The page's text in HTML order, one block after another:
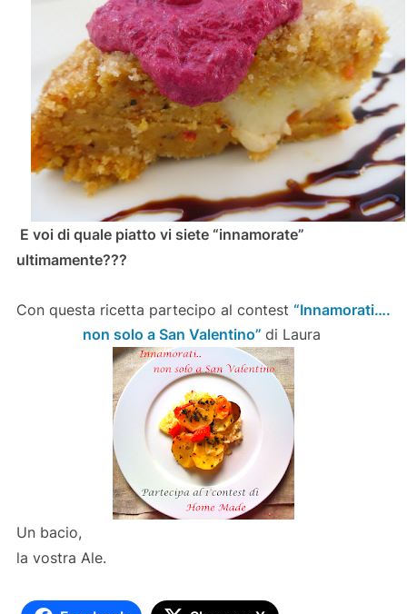
E voi di quale piatto vi siete “innamorate”
ultimamente???
Con questa ricetta partecipo al contest “Innamorati….
non solo a San Valentino” di Laura
Un bacio,
la vostra Ale.